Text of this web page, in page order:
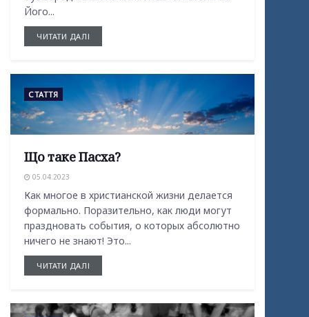
Його...
ЧИТАТИ ДАЛІ
СТАТТЯ
Що таке Пасха?
05.04.2023
Как многое в христианской жизни делается
формально. Поразительно, как люди могут
праздновать события, о которых абсолютно
ничего не знают! Это...
ЧИТАТИ ДАЛІ